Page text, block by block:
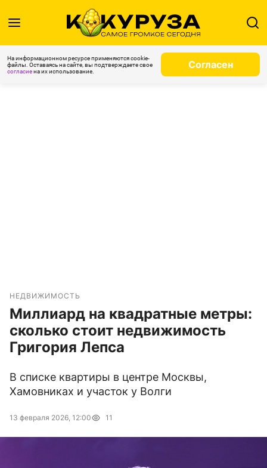
На информационном ресурсе применяются cookie-
файлы. Оставаясь на сайте, вы подтверждаете свое
согласиена их использование.
Согласен
НЕДВИЖИМОСТЬ
Миллиард на квадратные метры:
сколько стоит недвижимость
Григория Лепса
В списке квартиры в центре Москвы,
Хамовниках и участок у Волги
13 февраля 2026, 12:00 11